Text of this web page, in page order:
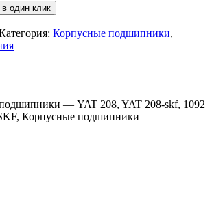
в один клик
Корпусные подшипники,
— YAT 208, YAT 208-skf, 1092
Корпусные подшипники